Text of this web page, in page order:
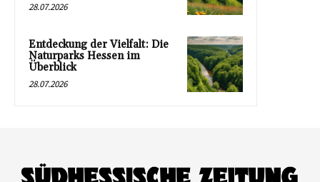
28.07.2026
Entdeckung der Vielfalt: Die
Naturparks Hessen im
Überblick
28.07.2026